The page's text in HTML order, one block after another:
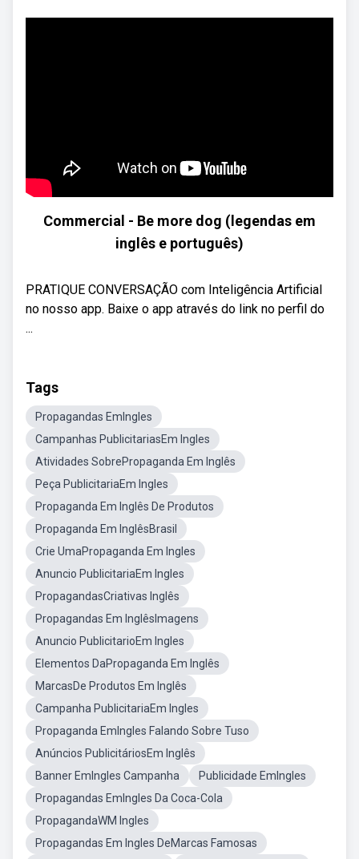
Commercial - Be more dog (legendas em
inglês e português)
PRATIQUE CONVERSAÇÃO com Inteligência Artificial
no nosso app. Baixe o app através do link no perfil do
...
Tags
Propagandas EmIngles
Campanhas PublicitariasEm Ingles
Atividades SobrePropaganda Em Inglês
Peça PublicitariaEm Ingles
Propaganda Em Inglês De Produtos
Propaganda Em InglêsBrasil
Crie UmaPropaganda Em Ingles
Anuncio PublicitariaEm Ingles
PropagandasCriativas Inglês
Propagandas Em InglêsImagens
Anuncio PublicitarioEm Ingles
Elementos DaPropaganda Em Inglês
MarcasDe Produtos Em Inglês
Campanha PublicitariaEm Ingles
Propaganda EmIngles Falando Sobre Tuso
Anúncios PublicitáriosEm Inglês
Banner EmIngles Campanha
Publicidade EmIngles
Propagandas EmIngles Da Coca-Cola
PropagandaWM Ingles
Propagandas Em Ingles DeMarcas Famosas